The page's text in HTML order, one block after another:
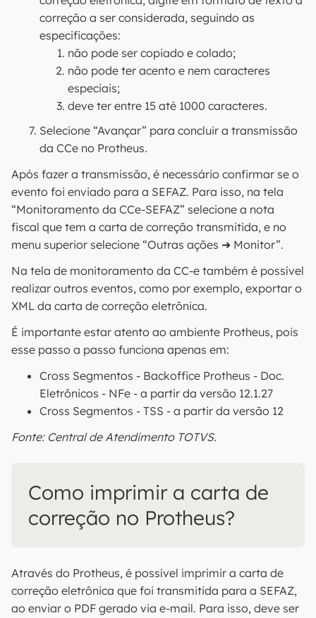
correção a ser considerada, seguindo as
especificações:
não pode ser copiado e colado;
não pode ter acento e nem caracteres
especiais;
deve ter entre 15 até 1000 caracteres.
Selecione “Avançar” para concluir a transmissão
da CCe no Protheus.
Após fazer a transmissão, é necessário confirmar se o
evento foi enviado para a SEFAZ. Para isso, na tela
“Monitoramento da CCe-SEFAZ” selecione a nota
fiscal que tem a carta de correção transmitida, e no
menu superior selecione “Outras ações ➜ Monitor”.
Na tela de monitoramento da CC-e também é possível
realizar outros eventos, como por exemplo, exportar o
XML da carta de correção eletrônica.
É importante estar atento ao ambiente Protheus, pois
esse passo a passo funciona apenas em:
Cross Segmentos - Backoffice Protheus - Doc.
Eletrônicos - NFe - a partir da versão 12.1.27
Cross Segmentos - TSS - a partir da versão 12
Fonte: Central de Atendimento TOTVS.
Como imprimir a carta de
correção no Protheus?
Através do Protheus, é possível imprimir a carta de
correção eletrônica que foi transmitida para a SEFAZ,
ao enviar o PDF gerado via e-mail. Para isso, deve ser